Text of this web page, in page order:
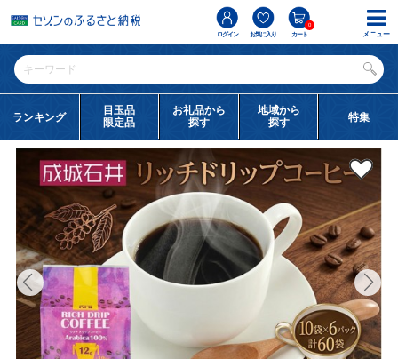
ログイン お気に入り カート
0
ランキング
目玉品
限定品
お礼品から
探す
地域から
探す
特集
メニュー